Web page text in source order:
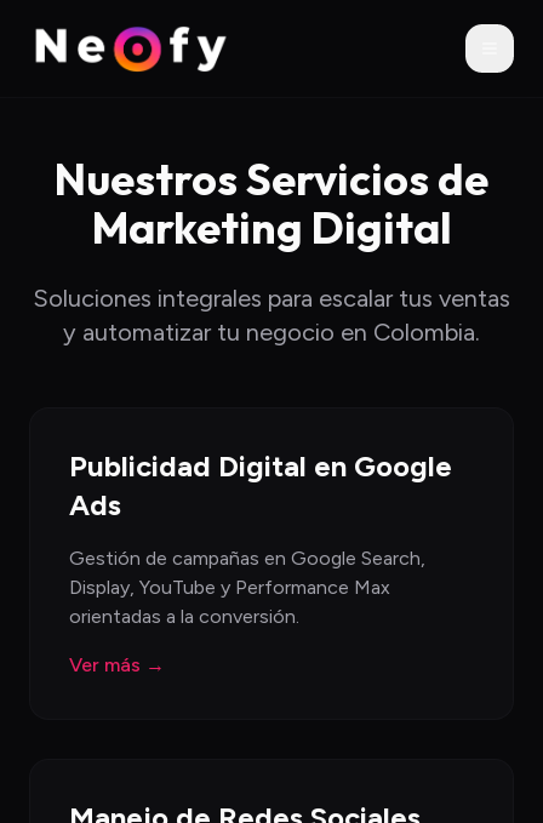
Nuestros Servicios de
Marketing Digital
Soluciones integrales para escalar tus ventas
y automatizar tu negocio en Colombia.
Publicidad Digital en Google
Ads
Gestión de campañas en Google Search,
Display, YouTube y Performance Max
orientadas a la conversión.
Ver más →